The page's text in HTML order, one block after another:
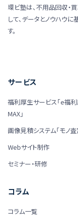
環ビ塾は、不用品回収・
して、データとノウハウ
す。
サービス
福利厚生サービス「e福
MAX」
画像見積システム「モノ査
Webサイト制作
セミナー・研修
コラム
コラム一覧